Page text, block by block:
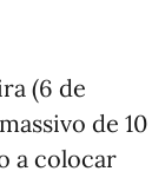
(6 de
de 10
a colocar